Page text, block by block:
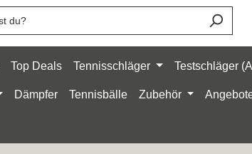
Top Deals Tennisschläger Testschläger
Dämpfer Tennisbälle Zubehör